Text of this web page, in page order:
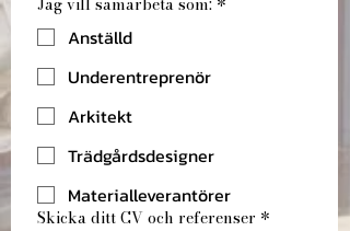
Anställd
Underentreprenör
Arkitekt
Trädgårdsdesigner
Materialleverantörer
Skicka ditt CV och referenser *